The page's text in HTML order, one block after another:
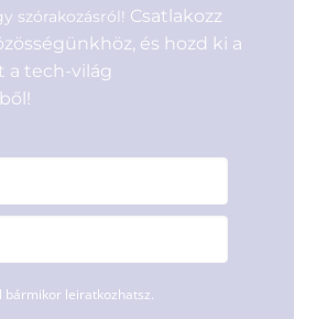
szórakozásról! Csatlakozz
és hozd ki a
a tech-világ
bármikor leiratkozhatsz.